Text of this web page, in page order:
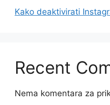
Kako deaktivirati
Recent
Nema komentara za